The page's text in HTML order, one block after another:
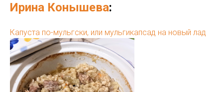
Ирина Конышева:
Капуста по-мульгски, или мульгикапсад на новый лад